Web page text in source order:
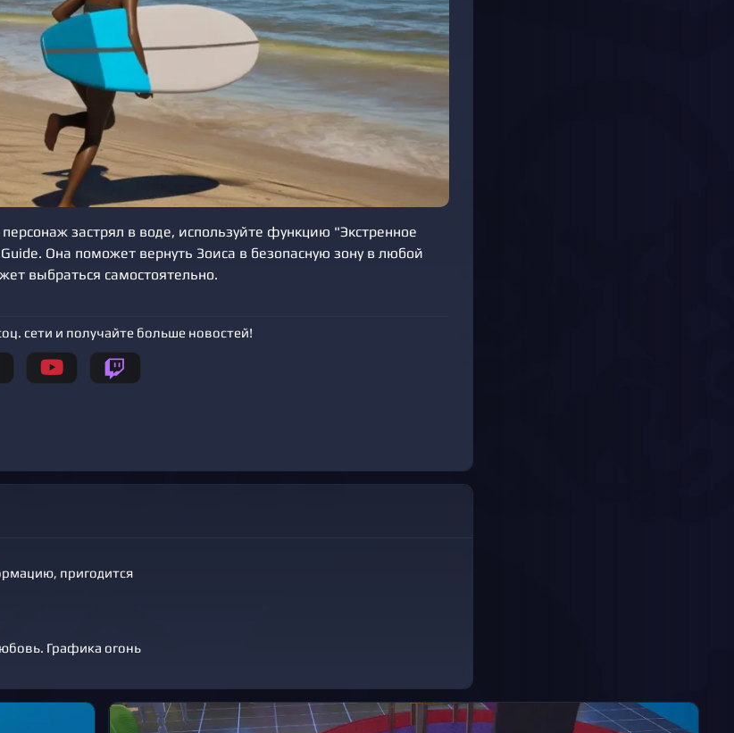
застрял в воде, используйте функцию "Экстренное
Она поможет вернуть Зоиса в безопасную зону в любой
выбраться самостоятельно.
сети и получайте больше новостей!
пригодится
Графика огонь